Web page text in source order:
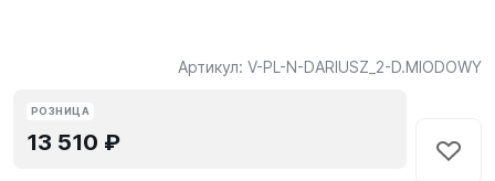
Артикул: V-PL-N-DARIUSZ_2-D.MIODOWY
РОЗНИЦА
13 510 ₽